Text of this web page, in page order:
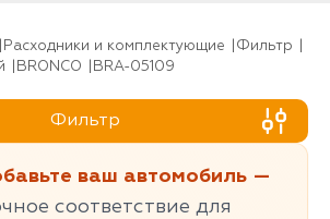
Расходники и комплектующие
фильтр
BRONCO BRA-05109
Фильтр
ваш автомобиль —
соответствие для